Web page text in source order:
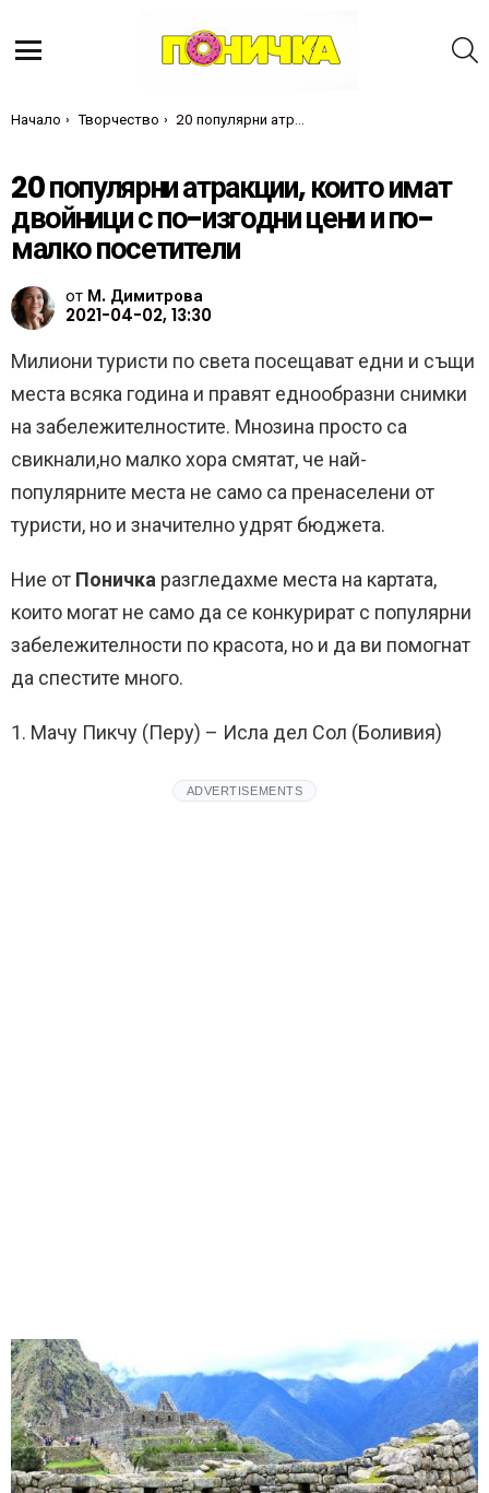
Ти си тук:
Начало Творчество 20 популярни атракции, които имат двойници с по-изгодни цени и по-малко посетители
20 популярни атракции, които имат
двойници с по-изгодни цени и по-
малко посетители
от М. Димитрова
2021-04-02, 13:30
Милиони туристи по света посещават едни и същи
места всяка година и правят еднообразни снимки
на забележителностите. Мнозина просто са
свикнали,но малко хора смятат, че най-
популярните места не само са пренаселени от
туристи, но и значително удрят бюджета.
Ние от Поничка разгледахме места на картата,
които могат не само да се конкурират с популярни
забележителности по красота, но и да ви помогнат
да спестите много.
1. Мачу Пикчу (Перу) – Исла дел Сол (Боливия)
ADVERTISEMENTS